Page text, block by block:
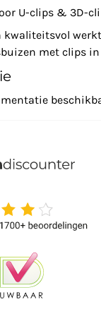
U-clips & 3D-
kwaliteitsvol
met clips